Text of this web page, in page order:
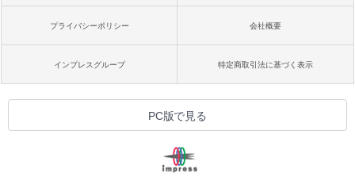
プライバシーポリシー 会社概要
インプレスグループ 特定商取引法に基づく表示
PC版で見る